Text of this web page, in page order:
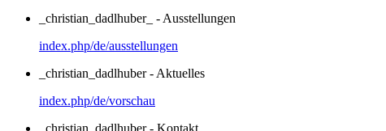
_christian_dadlhuber_ - Ausstellungen
index.php/de/ausstellungen
_christian_dadlhuber - Aktuelles
index.php/de/vorschau
_christian_dadlhuber - Kontakt